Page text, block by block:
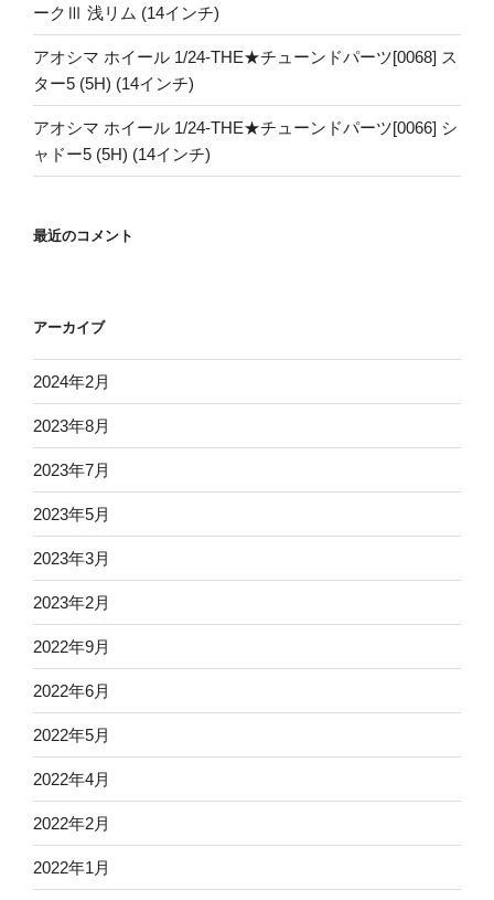
ークⅢ 浅リム (14インチ)
アオシマ ホイール 1/24-THE★チューンドパーツ[0068] ス
ター5 (5H) (14インチ)
アオシマ ホイール 1/24-THE★チューンドパーツ[0066] シ
ャドー5 (5H) (14インチ)
最近のコメント
アーカイブ
2024年2月
2023年8月
2023年7月
2023年5月
2023年3月
2023年2月
2022年9月
2022年6月
2022年5月
2022年4月
2022年2月
2022年1月